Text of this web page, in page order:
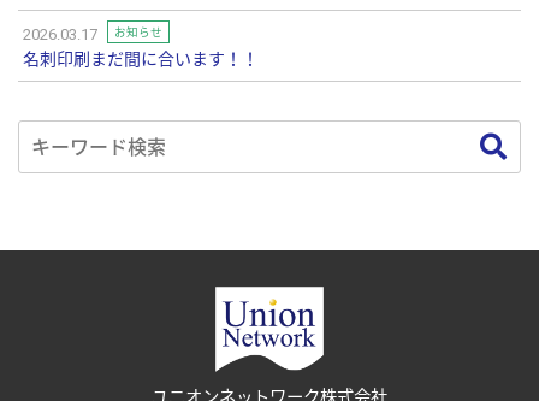
2026.03.17 お知らせ
名刺印刷まだ間に合います！！